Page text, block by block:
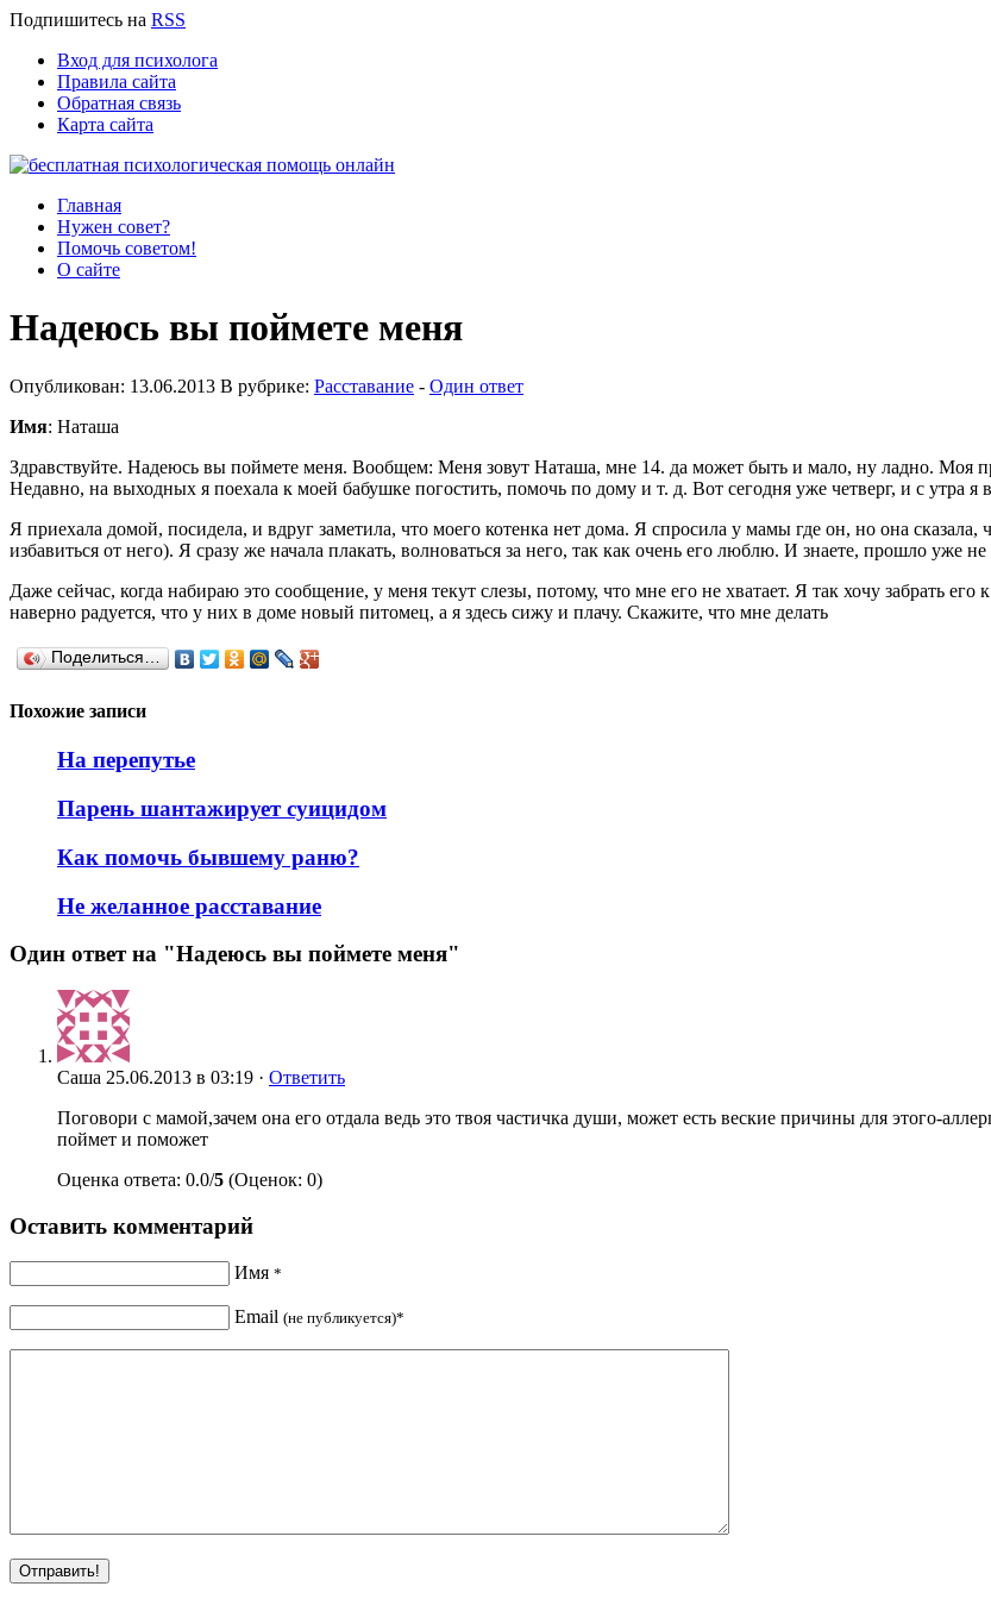
Подпишитесь на RSS
Вход для психолога
Правила сайта
Обратная связь
Карта сайта
Главная
Нужен совет?
Помочь советом!
О сайте
Надеюсь вы поймете меня
Опубликован: 13.06.2013 В рубрике: Расставание - Один ответ
Имя: Наташа
Здравствуйте. Надеюсь вы поймете меня. Вообщем: Меня зовут Наташа, мне 14. да может быть и мало, ну ладно. Моя
Недавно, на выходных я поехала к моей бабушке погостить, помочь по дому и т. д. Вот сегодня уже четверг, и с утра я
Я приехала домой, посидела, и вдруг заметила, что моего котенка нет дома. Я спросила у мамы где он, но она сказала,
избавиться от него). Я сразу же начала плакать, волноваться за него, так как очень его люблю. И знаете, прошло уже
Даже сейчас, когда набираю это сообщение, у меня текут слезы, потому, что мне его не хватает. Я так хочу забрать
наверно радуется, что у них в доме новый питомец, а я здесь сижу и плачу. Скажите, что мне делать
Поделиться…
Похожие записи
На перепутье
Парень шантажирует суицидом
Как помочь бывшему раню?
Не желанное расставание
Один ответ на "Надеюсь вы поймете меня"
Саша 25.06.2013 в 03:19 · Ответить
Поговори с мамой,зачем она его отдала ведь это твоя частичка души, может есть веские причины для этого-
поймет и поможет
Оценка ответа: 0.0/5 (Оценок: 0)
Оставить комментарий
Имя *
Email (не публикуется)*